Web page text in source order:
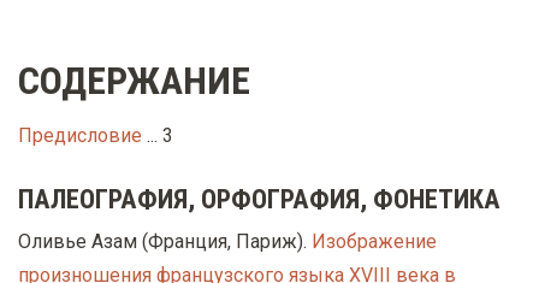
СОДЕРЖАНИЕ
Предисловие ... 3
ПАЛЕОГРАФИЯ, ОРФОГРАФИЯ, ФОНЕТИКА
Оливье Азам (Франция, Париж). Изображение
произношения французского языка XVIII века в